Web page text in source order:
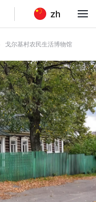
zh
戈尔基村农民生活博物馆